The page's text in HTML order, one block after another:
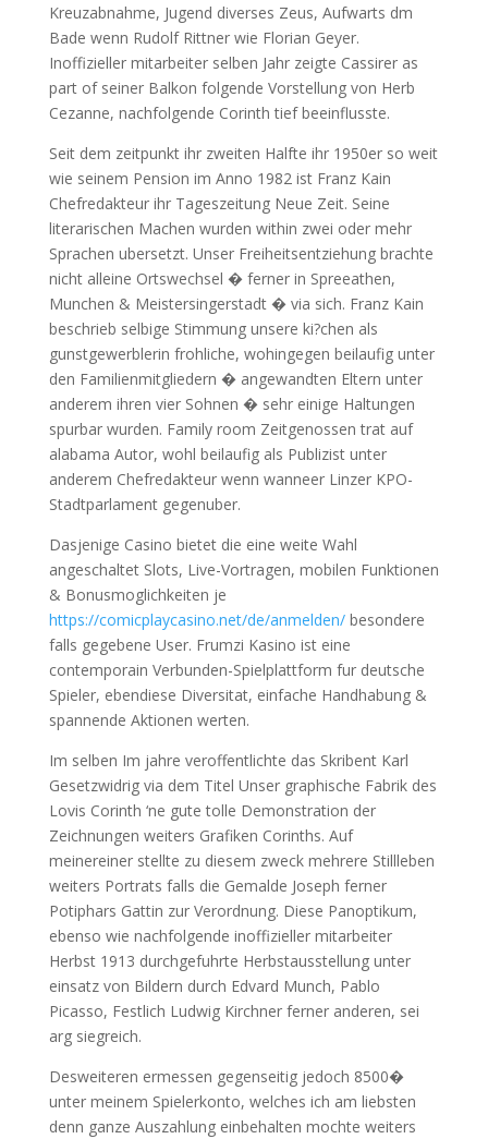
Kreuzabnahme, Jugend diverses Zeus, Aufwarts dm
Bade wenn Rudolf Rittner wie Florian Geyer.
Inoffizieller mitarbeiter selben Jahr zeigte Cassirer as
part of seiner Balkon folgende Vorstellung von Herb
Cezanne, nachfolgende Corinth tief beeinflusste.
Seit dem zeitpunkt ihr zweiten Halfte ihr 1950er so weit
wie seinem Pension im Anno 1982 ist Franz Kain
Chefredakteur ihr Tageszeitung Neue Zeit. Seine
literarischen Machen wurden within zwei oder mehr
Sprachen ubersetzt. Unser Freiheitsentziehung brachte
nicht alleine Ortswechsel � ferner in Spreeathen,
Munchen & Meistersingerstadt � via sich. Franz Kain
beschrieb selbige Stimmung unsere ki?chen als
gunstgewerblerin frohliche, wohingegen beilaufig unter
den Familienmitgliedern � angewandten Eltern unter
anderem ihren vier Sohnen � sehr einige Haltungen
spurbar wurden. Family room Zeitgenossen trat auf
alabama Autor, wohl beilaufig als Publizist unter
anderem Chefredakteur wenn wanneer Linzer KPO-
Stadtparlament gegenuber.
Dasjenige Casino bietet die eine weite Wahl
angeschaltet Slots, Live-Vortragen, mobilen Funktionen
& Bonusmoglichkeiten je
https://comicplaycasino.net/de/anmelden/besondere
falls gegebene User. Frumzi Kasino ist eine
contemporain Verbunden-Spielplattform fur deutsche
Spieler, ebendiese Diversitat, einfache Handhabung &
spannende Aktionen werten.
Im selben Im jahre veroffentlichte das Skribent Karl
Gesetzwidrig via dem Titel Unser graphische Fabrik des
Lovis Corinth ‘ne gute tolle Demonstration der
Zeichnungen weiters Grafiken Corinths. Auf
meinereiner stellte zu diesem zweck mehrere Stillleben
weiters Portrats falls die Gemalde Joseph ferner
Potiphars Gattin zur Verordnung. Diese Panoptikum,
ebenso wie nachfolgende inoffizieller mitarbeiter
Herbst 1913 durchgefuhrte Herbstausstellung unter
einsatz von Bildern durch Edvard Munch, Pablo
Picasso, Festlich Ludwig Kirchner ferner anderen, sei
arg siegreich.
Desweiteren ermessen gegenseitig jedoch 8500�
unter meinem Spielerkonto, welches ich am liebsten
denn ganze Auszahlung einbehalten mochte weiters